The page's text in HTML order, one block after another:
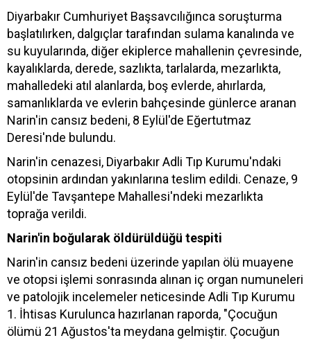
Diyarbakır Cumhuriyet Başsavcılığınca soruşturma
başlatılırken, dalgıçlar tarafından sulama kanalında ve
su kuyularında, diğer ekiplerce mahallenin çevresinde,
kayalıklarda, derede, sazlıkta, tarlalarda, mezarlıkta,
mahalledeki atıl alanlarda, boş evlerde, ahırlarda,
samanlıklarda ve evlerin bahçesinde günlerce aranan
Narin'in cansız bedeni, 8 Eylül'de Eğertutmaz
Deresi'nde bulundu.
Narin'in cenazesi, Diyarbakır Adli Tıp Kurumu'ndaki
otopsinin ardından yakınlarına teslim edildi. Cenaze, 9
Eylül'de Tavşantepe Mahallesi'ndeki mezarlıkta
toprağa verildi.
Narin'in boğularak öldürüldüğü tespiti
Narin'in cansız bedeni üzerinde yapılan ölü muayene
ve otopsi işlemi sonrasında alınan iç organ numuneleri
ve patolojik incelemeler neticesinde Adli Tıp Kurumu
1. İhtisas Kurulunca hazırlanan raporda, "Çocuğun
ölümü 21 Ağustos'ta meydana gelmiştir. Çocuğun